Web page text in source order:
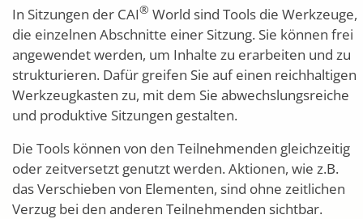
In Sitzungen der CAI® World sind Tools die Werkzeuge,
die einzelnen Abschnitte einer Sitzung. Sie können frei
angewendet werden, um Inhalte zu erarbeiten und zu
strukturieren. Dafür greifen Sie auf einen reichhaltigen
Werkzeugkasten zu, mit dem Sie abwechslungsreiche
und produktive Sitzungen gestalten.
Die Tools können von den Teilnehmenden gleichzeitig
oder zeitversetzt genutzt werden. Aktionen, wie z.B.
das Verschieben von Elementen, sind ohne zeitlichen
Verzug bei den anderen Teilnehmenden sichtbar.